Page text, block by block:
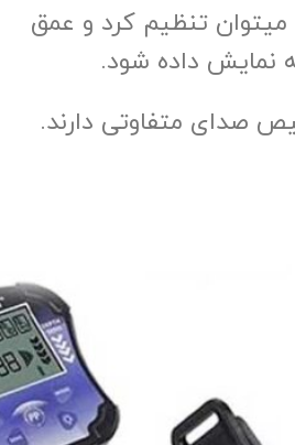
سطر را میتوان تنظیم کرد و عمق
داده شود.
صدای متفاوتی دارند.